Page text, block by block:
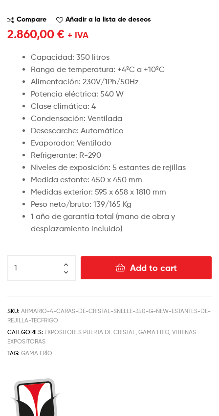
Compare Añadir a la lista de deseos
2.860,00 € + IVA
Capacidad: 350 litros
Rango de temperatura: +4ºC a +10ºC
Alimentación: 230V/1Ph/50Hz
Potencia eléctrica: 540 W
Clase climática: 4
Condensación: Ventilada
Desescarche: Automático
Evaporador: Ventilado
Refrigerante: R-290
Niveles de exposición: 5 estantes de rejillas
Medida estante: 450 x 450 mm
Medidas exterior: 595 x 658 x 1810 mm
Peso neto/bruto: 139/165 Kg
1 año de garantía total (mano de obra y
desplazamiento incluido)
Add to cart
SKU: ARMARIO-4-CARAS-DE-CRISTAL-SNELLE-350-G-NEW-ESTANTES-DE-
REJILLA-TECFRIGO
CATEGORIES: EXPOSITORES PUERTA DE CRISTAL GAMA FRÍO VITRINAS
EXPOSITORAS
TAG: GAMA FRÍO